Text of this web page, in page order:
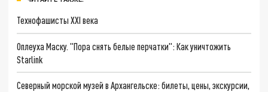
Технофашисты XXI века
Оплеуха Маску. "Пора снять белые перчатки": Как уничтожить
Starlink
Северный морской музей в Архангельске: билеты, цены, экскурсии,